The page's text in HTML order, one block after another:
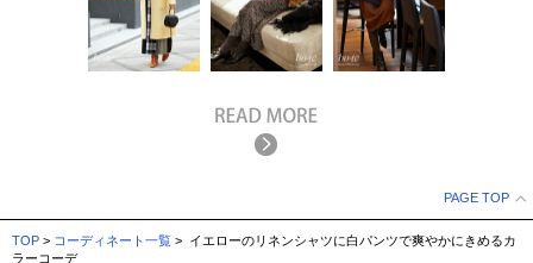
PAGE TOP
TOP > コーディネート一覧 > イエローのリネンシャツに白パンツで爽やかにきめるカ
ラーコーデ